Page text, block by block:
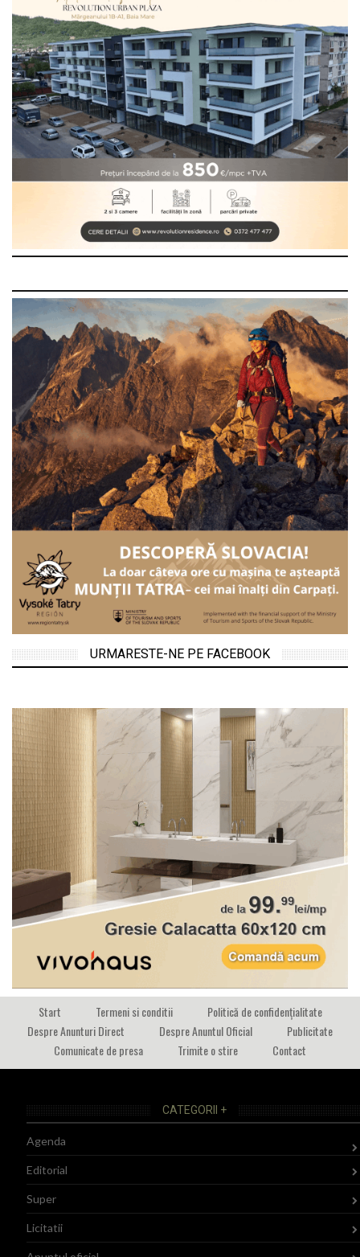
URMARESTE-NE PE FACEBOOK
Start Termeni si conditii
Politică de confidențialitate
Despre Anunturi Direct
Despre Anuntul Oficial
Publicitate
Comunicate de presa
Trimite o stire Contact
CATEGORII +
Agenda
Editorial
Super
Licitatii